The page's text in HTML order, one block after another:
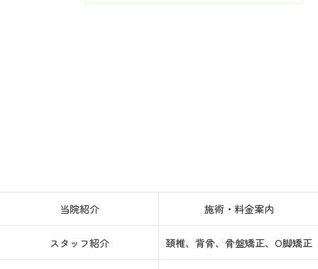
当院紹介 施術・料金案内
スタッフ紹介 頚椎、背骨、骨盤矯正、O脚矯正